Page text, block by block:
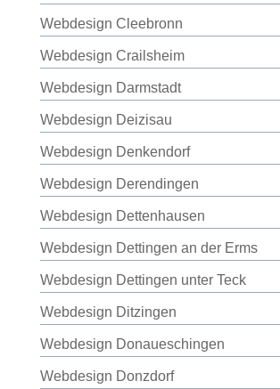
Webdesign Cleebronn
Webdesign Crailsheim
Webdesign Darmstadt
Webdesign Deizisau
Webdesign Denkendorf
Webdesign Derendingen
Webdesign Dettenhausen
Webdesign Dettingen an der Erms
Webdesign Dettingen unter Teck
Webdesign Ditzingen
Webdesign Donaueschingen
Webdesign Donzdorf